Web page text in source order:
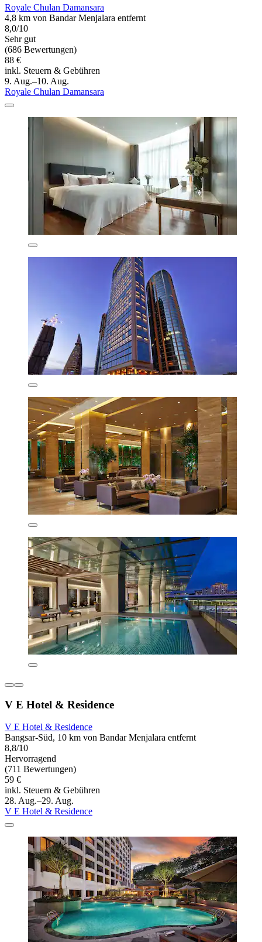
Royale Chulan Damansara
4,8 km von Bandar Menjalara entfernt
8,0/10
Sehr gut
(686 Bewertungen)
88 €
inkl. Steuern & Gebühren
9. Aug.–10. Aug.
Royale Chulan Damansara
V E Hotel & Residence
V E Hotel & Residence
Bangsar-Süd, 10 km von Bandar Menjalara entfernt
8,8/10
Hervorragend
(711 Bewertungen)
59 €
inkl. Steuern & Gebühren
28. Aug.–29. Aug.
V E Hotel & Residence